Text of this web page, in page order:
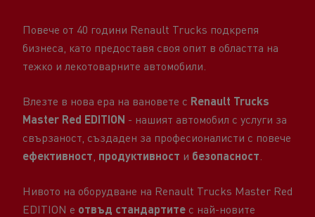
Повече от 40 години Renault Trucks подкрепя
бизнеса, като предоставя своя опит в областта на
тежко и лекотоварните автомобили.
Влезте в нова ера на вановете с Renault Trucks
Master Red EDITION - нашият автомобил с услуги за
свързаност, създаден за професионалисти с повече
ефективност продуктивност и безопасност
Нивото на оборудване на Renault Trucks Master Red
EDITION е отвъд стандартите с най-новите